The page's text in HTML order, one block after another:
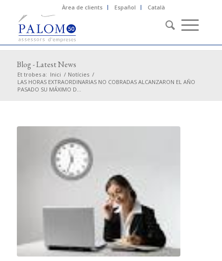
Àrea de clients Español Català
Blog - Latest News
Et trobes a: Inici / Notícies /
LAS HORAS EXTRAORDINARIAS NO COBRADAS ALCANZARON EL AÑO
PASADO SU MÁXIMO D...